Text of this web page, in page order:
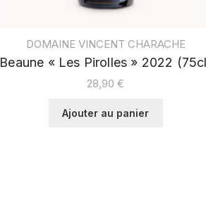
DOMAINE VINCENT CHARACHE
Beaune « Les Pirolles » 2022
28,90€
Ajouter au panier